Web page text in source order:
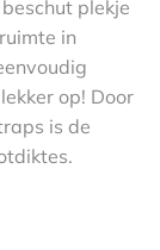
plekje
in
op! Door
is de